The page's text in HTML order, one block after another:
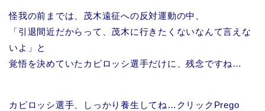
怪我の前までは、茂木遠征への反対運動の中、
「引退間近だからって、茂木に行きたくないなんて言えな
いよ」と
覚悟を決めていたカピロッシ選手だけに、残念ですね…
カピロッシ選手、しっかり養生してね…クリックPrego